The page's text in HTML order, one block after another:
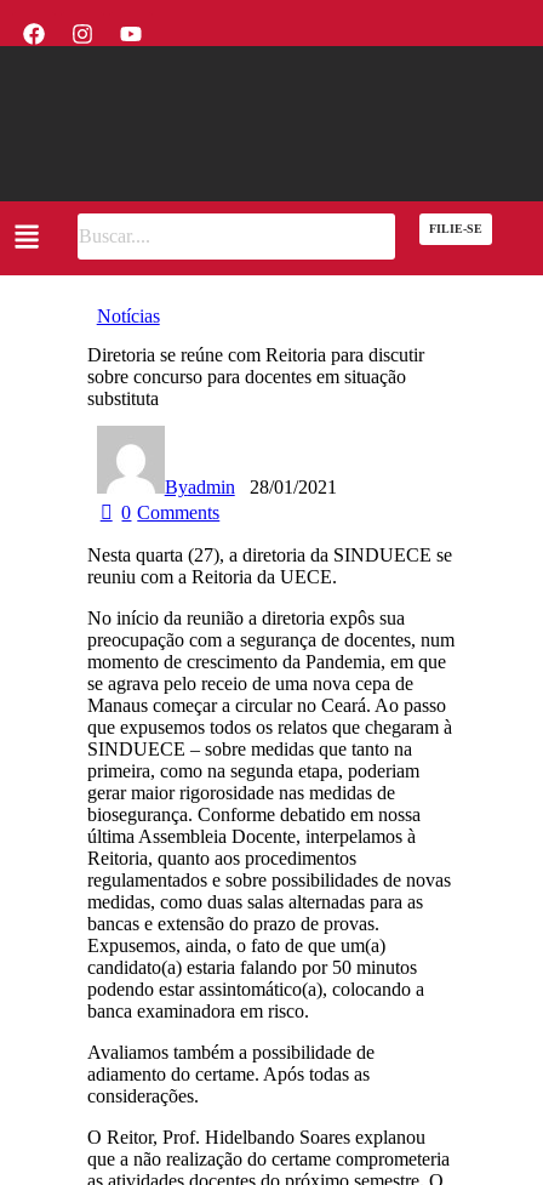
FILIE-SE
Notícias
Diretoria se reúne com Reitoria para discutir
sobre concurso para docentes em situação
substituta
Byadmin
28/01/2021
0 Comments
Nesta quarta (27), a diretoria da SINDUECE se
reuniu com a Reitoria da UECE.
No início da reunião a diretoria expôs sua
preocupação com a segurança de docentes, num
momento de crescimento da Pandemia, em que
se agrava pelo receio de uma nova cepa de
Manaus começar a circular no Ceará. Ao passo
que expusemos todos os relatos que chegaram à
SINDUECE – sobre medidas que tanto na
primeira, como na segunda etapa, poderiam
gerar maior rigorosidade nas medidas de
biosegurança. Conforme debatido em nossa
última Assembleia Docente, interpelamos à
Reitoria, quanto aos procedimentos
regulamentados e sobre possibilidades de novas
medidas, como duas salas alternadas para as
bancas e extensão do prazo de provas.
Expusemos, ainda, o fato de que um(a)
candidato(a) estaria falando por 50 minutos
podendo estar assintomático(a), colocando a
banca examinadora em risco.
Avaliamos também a possibilidade de
adiamento do certame. Após todas as
considerações.
O Reitor, Prof. Hidelbando Soares explanou
que a não realização do certame comprometeria
as atividades docentes do próximo semestre. O